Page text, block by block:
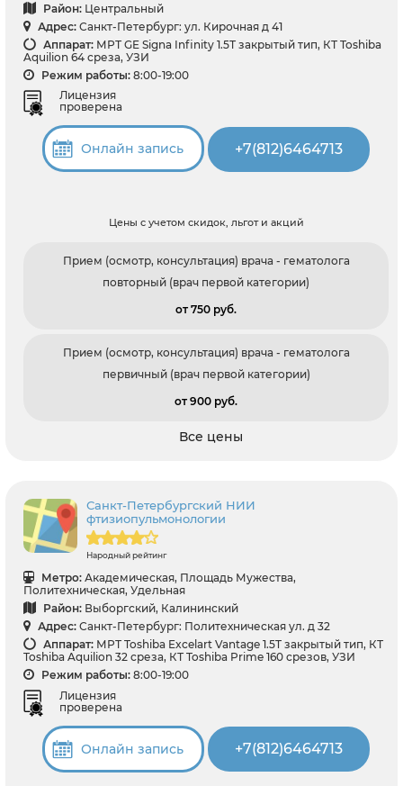
Район: Центральный
Адрес: Санкт-Петербург: ул. Кирочная д 41
Аппарат: МРТ GE Signa Infinity 1.5Т закрытый тип, КТ Toshiba
Aquilion 64 среза, УЗИ
Режим работы: 8:00-19:00
Лицензия
проверена
Онлайн запись +7(812)6464713
Цены с учетом скидок, льгот и акций
Прием (осмотр, консультация) врача - гематолога
повторный (врач первой категории)
от 750 pуб.
Прием (осмотр, консультация) врача - гематолога
первичный (врач первой категории)
от 900 pуб.
Все цены
Санкт-Петербургский НИИ
фтизиопульмонологии
Народный рейтинг
Метро: Академическая, Площадь Мужества,
Политехническая, Удельная
Район: Выборгский, Калининский
Адрес: Санкт-Петербург: Политехническая ул. д 32
Аппарат: МРТ Toshiba Excelart Vantage 1.5T закрытый тип, КТ
Toshiba Aquilion 32 среза, КТ Toshiba Prime 160 срезов, УЗИ
Режим работы: 8:00-19:00
Лицензия
проверена
Онлайн запись +7(812)6464713